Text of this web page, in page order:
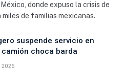
donde expuso la crisis de
de familias mexicanas.
suspende servicio en
camión choca barda
2026